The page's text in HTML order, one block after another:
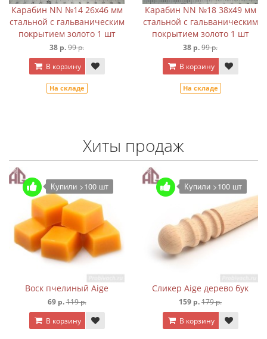
Карабин NN №14 26х46 мм
стальной с гальваническим
покрытием золото 1 шт
38 р.99 р.
В корзину
На складе
Карабин NN №18 38х49 мм
стальной с гальваническим
покрытием золото 1 шт
38 р.99 р.
В корзину
На складе
Хиты продаж
Купили >100 шт
Воск пчелиный Aige
69 р.119 р.
В корзину
Купили >100 шт
Сликер Aige дерево бук
159 р.179 р.
В корзину